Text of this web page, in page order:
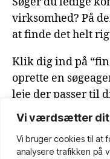
Vi værdsætter
Vi bruger cookies til at
analysere trafikken på
virksomhed? På
at finde det helt
Klik dig ind på
oprette en
leje der passer til
Lokalebasen.dk.
Kontor til leje,
Bliv klædt på som lejer